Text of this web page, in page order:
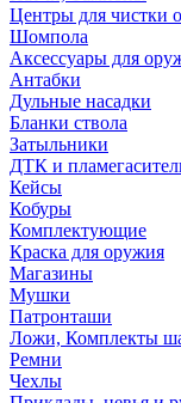
Центры для чистки
Шомпола
Аксессуары для
Антабки
Дульные насадки
Бланки ствола
Затыльники
ДТК и
Кейсы
Кобуры
Комплектующие
Краска для оружия
Магазины
Мушки
Патронташи
Ложи, Комплекты
Ремни
Чехлы